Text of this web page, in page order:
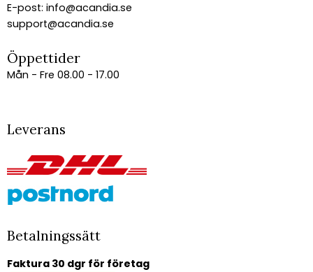
E-post: info@acandia.se
support@acandia.se
Öppettider
Mån - Fre 08.00 - 17.00
Leverans
Betalningssätt
Faktura 30 dgr för företag